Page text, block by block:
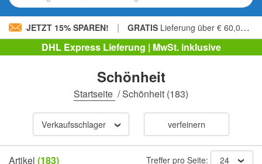
JETZT 15% SPAREN! | GRATIS Lieferung über € 60,00 »
DHL Express Lieferung | MwSt. inklusive
Schönheit
Startseite /Schönheit (183)
Verkaufsschlager verfeinern
Artikel (183) Treffer pro Seite: 24